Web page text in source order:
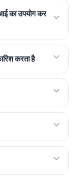
का उपयोग कर
करता है